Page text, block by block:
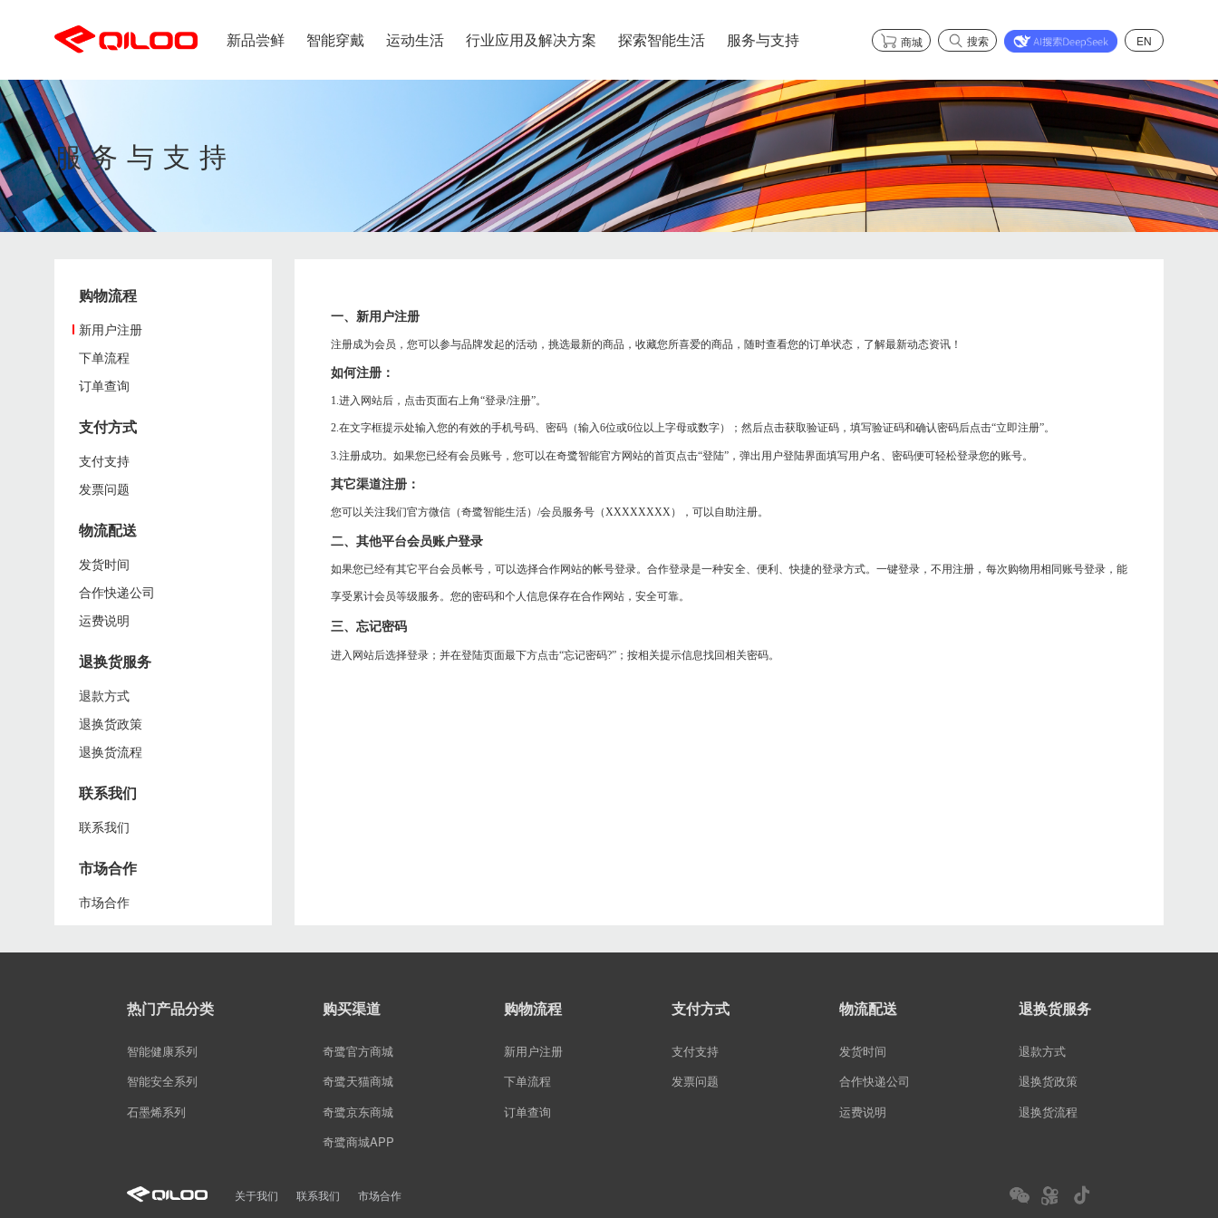
新品尝鲜
潮流趋势
女子新品
尖货专区
奇鹭智能app专属尖货
智能穿戴
智能健康系列
智能、呵护、健康 守护、安全、安心
智能防丢器
智能看护鞋
石墨烯系列
呵护、健康、绿色
石墨烯眼罩
石墨烯面部美容仪
石墨烯发热围巾
石墨烯暖手宝
了解智能健康系列
了解智能安全系列
运动生活
儿童专区
鞋类
服装
青少年
鞋类
服装
行业应用及解决方案
奇鹭为您设计了安全出行的解决方案，让您在出行、旅行途中，时刻得到保护
探索智能生活 服务与支持
购物流程
订单查询
物流配送
发货时间
合作快递公司
运费说明
退换货服务
退款方式
退换货政策
退换货流程
联系我们
联系我们
市场合作
市场合作
商城 搜索 EN
服务与支持
购物流程
新用户注册
下单流程
订单查询
支付方式
支付支持
发票问题
物流配送
发货时间
合作快递公司
运费说明
退换货服务
退款方式
退换货政策
退换货流程
联系我们
联系我们
市场合作
市场合作
一、新用户注册
注册成为会员，您可以参与品牌发起的活动，挑选最新的商品，收藏您所喜爱的商品，随时查看您的订单状态，了解最新动态资讯！
如何注册：
1.进入网站后，点击页面右上角“登录/注册”。
2.在文字框提示处输入您的有效的手机号码、密码（输入6位或6位以上字母或数字）；然后点击获取验证码，填写验证码和确认密码后点击“立即注册”。
3.注册成功。如果您已经有会员账号，您可以在奇鹭智能官方网站的首页点击“登陆”，弹出用户登陆界面填写用户名、密码便可轻松登录您的账号。
其它渠道注册：
您可以关注我们官方微信（奇鹭智能生活）/会员服务号（XXXXXXXX），可以自助注册。
二、其他平台会员账户登录
如果您已经有其它平台会员帐号，可以选择合作网站的帐号登录。合作登录是一种安全、便利、快捷的登录方式。一键登录，不用注册，每次购物用相同账号登录，能
享受累计会员等级服务。您的密码和个人信息保存在合作网站，安全可靠。
三、忘记密码
进入网站后选择登录；并在登陆页面最下方点击“忘记密码?”；按相关提示信息找回相关密码。
热门产品分类
智能健康系列
智能安全系列
石墨烯系列
购买渠道
奇鹭官方商城
奇鹭天猫商城
奇鹭京东商城
奇鹭商城APP
购物流程
新用户注册
下单流程
订单查询
支付方式
支付支持
发票问题
物流配送
发货时间
合作快递公司
运费说明
退换货服务
退款方式
退换货政策
退换货流程
关于我们 联系我们 市场合作